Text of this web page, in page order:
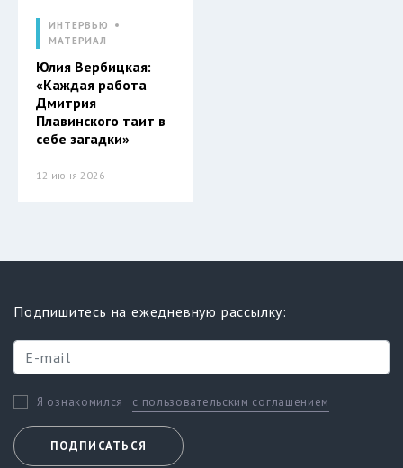
ИНТЕРВЬЮ
МАТЕРИАЛ
Юлия Вербицкая:
«Каждая работа
Дмитрия
Плавинского таит в
себе загадки»
12 июня 2026
Подпишитесь на ежедневную рассылку:
Я ознакомился с пользовательским соглашением
ПОДПИСАТЬСЯ